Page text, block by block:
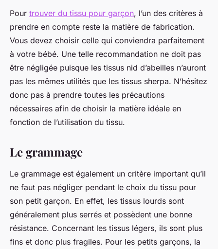
Pour trouver du tissu pour garçon, l’un des critères à
prendre en compte reste la matière de fabrication.
Vous devez choisir celle qui conviendra parfaitement
à votre bébé. Une telle recommandation ne doit pas
être négligée puisque les tissus nid d’abeilles n’auront
pas les mêmes utilités que les tissus sherpa. N’hésitez
donc pas à prendre toutes les précautions
nécessaires afin de choisir la matière idéale en
fonction de l’utilisation du tissu.
Le grammage
Le grammage est également un critère important qu’il
ne faut pas négliger pendant le choix du tissu pour
son petit garçon. En effet, les tissus lourds sont
généralement plus serrés et possèdent une bonne
résistance. Concernant les tissus légers, ils sont plus
fins et donc plus fragiles. Pour les petits garçons, la